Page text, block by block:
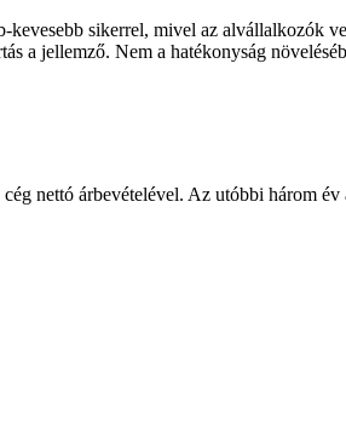
sikerrel, mivel az alvállalkozók
a jellemző. Nem a hatékonyság
nettó árbevételével. Az utóbbi három év